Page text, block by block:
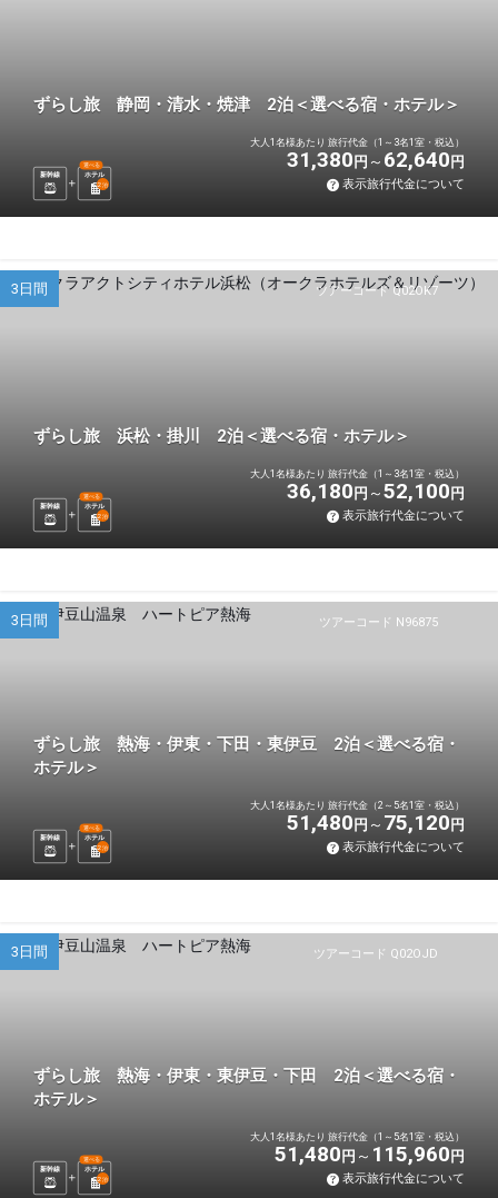
ずらし旅 静岡・清水・焼津 2泊＜選べる宿・ホテル＞
新幹線 ホテル
選べる
2泊
大人1名様あたり 旅行代金（1～3名1室・税込）
31,380 円 62,640 円
表示旅行代金について
ツアーコード Q02OK7
3日間
ずらし旅 浜松・掛川 2泊＜選べる宿・ホテル＞
新幹線 ホテル
選べる
2泊
大人1名様あたり 旅行代金（1～3名1室・税込）
36,180 円 52,100 円
表示旅行代金について
ツアーコード N96875
3日間
ずらし旅 熱海・伊東・下田・東伊豆 2泊＜選べる宿・
ホテル＞
新幹線 ホテル
選べる
2泊
大人1名様あたり 旅行代金（2～5名1室・税込）
51,480 円 75,120 円
表示旅行代金について
ツアーコード Q02OJD
3日間
ずらし旅 熱海・伊東・東伊豆・下田 2泊＜選べる宿・
ホテル＞
新幹線 ホテル
選べる
2泊
大人1名様あたり 旅行代金（1～5名1室・税込）
51,480 円 115,960 円
表示旅行代金について